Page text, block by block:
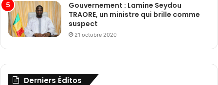
Gouvernement : Lamine Seydou
TRAORE, un ministre qui brille comme
suspect
21 octobre 2020
Derniers Éditos